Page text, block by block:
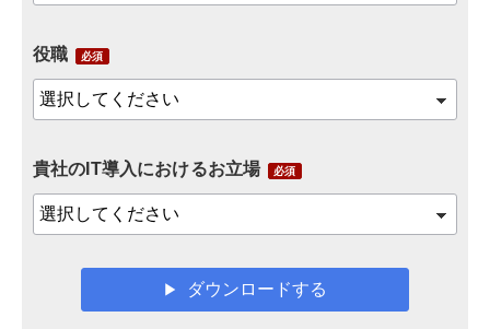
役職
貴社のIT導入におけるお立場
ダウンロードする